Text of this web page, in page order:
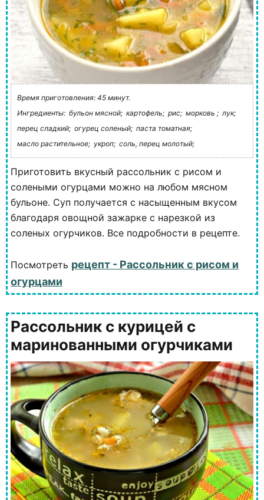
Время приготовления: 45 минут.
Ингредиенты: бульон мясной; картофель; рис; морковь ; лук;
перец сладкий; огурец соленый; паста томатная;
масло растительное; укроп; соль, перец молотый;
Приготовить вкусный рассольник с рисом и
солеными огурцами можно на любом мясном
бульоне. Суп получается с насыщенным вкусом
благодаря овощной зажарке с нарезкой из
соленых огурчиков. Все подробности в рецепте.
Посмотреть рецепт - Рассольник с рисом и
огурцами
Рассольник с курицей с
маринованными огурчиками